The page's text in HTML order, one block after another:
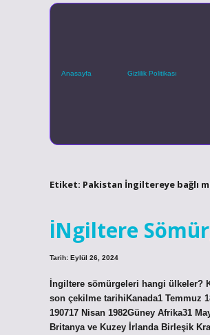
Anasayfa Gizlilik Politikası
Etiket: Pakistan İngiltereye bağlı
İNgiltere
Tarih: Eylül 26, 2024
İngiltere sömürgeleri hangi ülkeler?
son çekilme tarihiKanada1 Temmuz
190717 Nisan 1982Güney Afrika31
Britanya ve Kuzey İrlanda Birleşik